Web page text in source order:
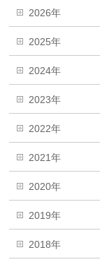
2026年
2025年
2024年
2023年
2022年
2021年
2020年
2019年
2018年